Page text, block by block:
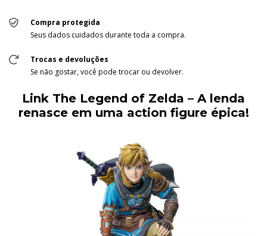
Compra protegida
Seus dados cuidados durante toda a compra.
Trocas e devoluções
Se não gostar, você pode trocar ou devolver.
Link The Legend of Zelda – A lenda
renasce em uma action figure épica!